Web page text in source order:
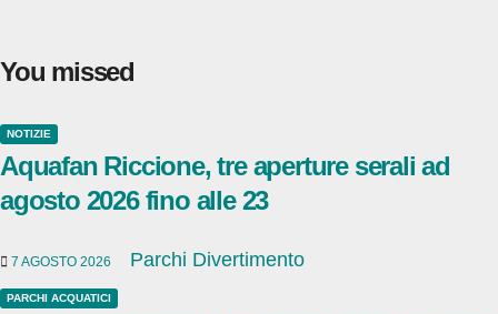
You missed
NOTIZIE
Aquafan Riccione, tre aperture serali ad
agosto 2026 fino alle 23
7 AGOSTO 2026 Parchi Divertimento
PARCHI ACQUATICI